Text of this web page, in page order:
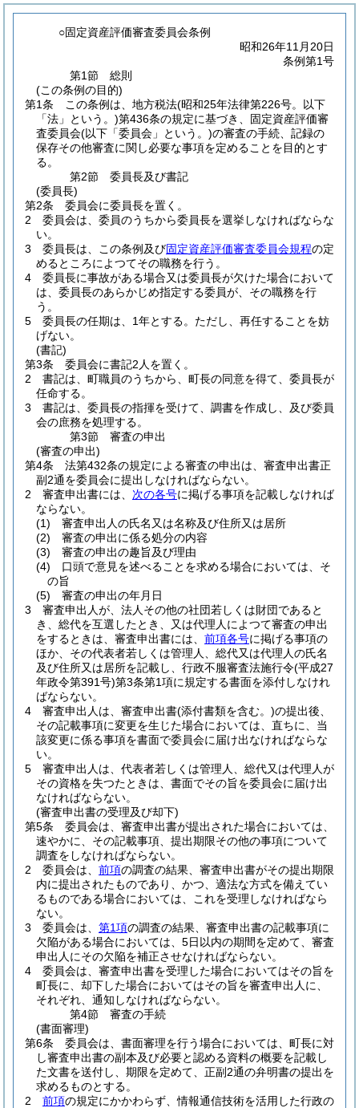
○固定資産評価審査委員会条例
昭和26年11月20日
条例第1号
第1節
総則
(この条例の目的)
第1条
この条例は、地方税法(昭和25年法律第226号。以下
「法」という。)第436条の規定に基づき、固定資産評価審
査委員会(以下「委員会」という。)の審査の手続、記録の
保存その他審査に関し必要な事項を定めることを目的とす
る。
第2節
委員長及び書記
(委員長)
第2条
委員会に委員長を置く。
2
委員会は、委員のうちから委員長を選挙しなければならな
い。
3
委員長は、この条例及び固定資産評価審査委員会規程の定
めるところによつてその職務を行う。
4
委員長に事故がある場合又は委員長が欠けた場合において
は、委員長のあらかじめ指定する委員が、その職務を行
う。
5
委員長の任期は、1年とする。 ただし、再任することを妨
げない。
(書記)
第3条
委員会に書記2人を置く。
2
書記は、町職員のうちから、町長の同意を得て、委員長が
任命する。
3
書記は、委員長の指揮を受けて、調書を作成し、及び委員
会の庶務を処理する。
第3節
審査の申出
(審査の申出)
第4条
法第432条の規定による審査の申出は、審査申出書正
副2通を委員会に提出しなければならない。
2
審査申出書には、 次の各号に掲げる事項を記載しなければ
ならない。
(1)
審査申出人の氏名又は名称及び住所又は居所
(2)
審査の申出に係る処分の内容
(3)
審査の申出の趣旨及び理由
(4)
口頭で意見を述べることを求める場合においては、そ
の旨
(5)
審査の申出の年月日
3
審査申出人が、法人その他の社団若しくは財団であると
き、総代を互選したとき、又は代理人によつて審査の申出
をするときは、審査申出書には、 前項各号に掲げる事項の
ほか、その代表者若しくは管理人、総代又は代理人の氏名
及び住所又は居所を記載し、行政不服審査法施行令(平成27
年政令第391号)第3条第1項に規定する書面を添付しなけれ
ばならない。
4
審査申出人は、審査申出書(添付書類を含む。)の提出後、
その記載事項に変更を生じた場合においては、直ちに、当
該変更に係る事項を書面で委員会に届け出なければならな
い。
5
審査申出人は、代表者若しくは管理人、総代又は代理人が
その資格を失つたときは、書面でその旨を委員会に届け出
なければならない。
(審査申出書の受理及び却下)
第5条
委員会は、審査申出書が提出された場合においては、
速やかに、その記載事項、提出期限その他の事項について
調査をしなければならない。
2
委員会は、 前項の調査の結果、審査申出書がその提出期限
内に提出されたものであり、かつ、適法な方式を備えてい
るものである場合においては、これを受理しなければなら
ない。
3
委員会は、 第1項の調査の結果、審査申出書の記載事項に
欠陥がある場合においては、5日以内の期間を定めて、審査
申出人にその欠陥を補正させなければならない。
4
委員会は、審査申出書を受理した場合においてはその旨を
町長に、却下した場合においてはその旨を審査申出人に、
それぞれ、通知しなければならない。
第4節
審査の手続
(書面審理)
第6条
委員会は、書面審理を行う場合においては、町長に対
し審査申出書の副本及び必要と認める資料の概要を記載し
た文書を送付し、期限を定めて、正副2通の弁明書の提出を
求めるものとする。
2
前項の規定にかかわらず、情報通信技術を活用した行政の